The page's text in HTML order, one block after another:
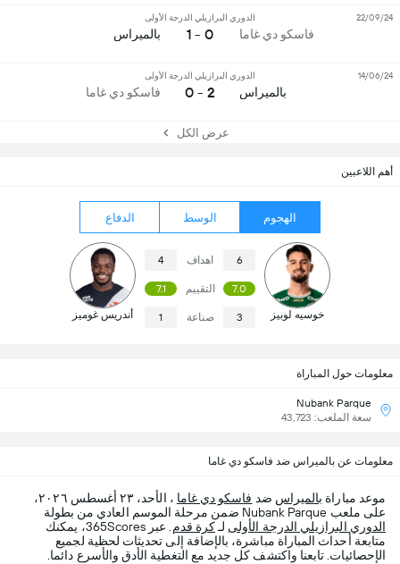
أهم اللاعبين
الهجوم الوسط الدفاع
خوسيه لوبيز
6 اهداف 4
7.0 التقييم 7.1
3 صناعة 1 أندريس غوميز
معلومات حول المباراة
Nubank Parque
سعة الملعب: 43,723
فاسكو دي غاما
الدوري البرازيلي الدرجة الأولى
0 - 1 بالميراس
22/09/24
بالميراس
الدوري البرازيلي الدرجة الأولى
2 - 0 فاسكو دي غاما
14/06/24
عرض الكل
معلومات عن بالميراس ضد فاسكو دي غاما
موعد مباراة بالميراس ضد فاسكو دي غاما
، الأحد، ٢٣ أغسطس ٢٠٢٦،
على ملعب Nubank Parque ضمن مرحلة الموسم العادي من بطولة
الدوري البرازيلي الدرجة الأولى لـكرة قدم
. عبر 365Scores، يمكنك
متابعة أحداث المباراة مباشرة، بالإضافة إلى تحديثات لحظية لجميع
الإحصائيات. تابعنا واكتشف كل جديد مع التغطية الأدق والأسرع دائما.